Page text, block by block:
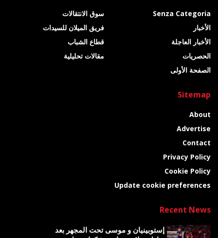
Senza Categoria
الأخبار
الأخبار العاجلة
الحصريات
الصفحة الأولى
سوق الانتقالات
فريق الميلان للسيدات
قطاع الشباب
مقالات تحليلية
Sitemap
About
Advertise
Contact
Privacy Policy
Cookie Policy
Update cookie preferences
Recent News
إستوبينيان و موسى تحت المجهر بعد